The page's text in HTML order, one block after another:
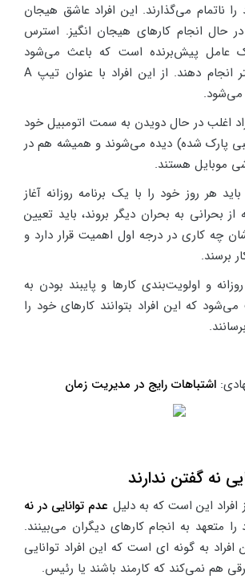
ناتمام می‌گذارند. این افراد عاشق هیجان
حال انجام کارهای هیجان انگیز. استرس
عامل پیش‌برنده است که باعث می‌شود
کارهای خود را بهتر انجام دهند. از این افراد با عنوان تیپ A
می‌شود.
اغلب در حال دویدن به سمت اتومبیل خود
پارک شده) دیده می‌شوند و همیشه هم در
موبایل هستند.
باید هر روز خود را با یک برنامه روزانه آغاز
بحرانی به بحران دیگر بروند، باید تعیین
چه کاری در درجه اول اهمیت قرار دارد و
برسند.
و اولویت‌بندی کارها و پایبند بودن به
می‌شود که این افراد بتوانند کارهای خود را
اشتباهات رایج در مدیریت زمان
نه گفتن ندارند
این است که به دلیل عدم توانایی در نه
متعهد به انجام کارهای دیگران می‌بینند.
به گونه ای است که این افراد توانایی
هم نمی‌کند که کارمند باشند یا رئیس.